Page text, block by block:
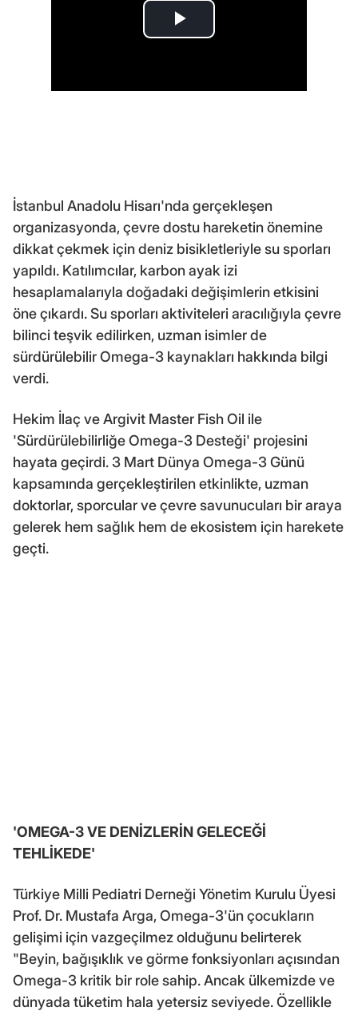
İstanbul Anadolu Hisarı'nda gerçekleşen
organizasyonda, çevre dostu hareketin önemine
dikkat çekmek için deniz bisikletleriyle su sporları
yapıldı. Katılımcılar, karbon ayak izi
hesaplamalarıyla doğadaki değişimlerin etkisini
öne çıkardı. Su sporları aktiviteleri aracılığıyla çevre
bilinci teşvik edilirken, uzman isimler de
sürdürülebilir Omega-3 kaynakları hakkında bilgi
verdi.
Hekim İlaç ve Argivit Master Fish Oil ile
'Sürdürülebilirliğe Omega-3 Desteği' projesini
hayata geçirdi. 3 Mart Dünya Omega-3 Günü
kapsamında gerçekleştirilen etkinlikte, uzman
doktorlar, sporcular ve çevre savunucuları bir araya
gelerek hem sağlık hem de ekosistem için harekete
geçti.
'OMEGA-3 VE DENİZLERİN GELECEĞİ
TEHLİKEDE'
Türkiye Milli Pediatri Derneği Yönetim Kurulu Üyesi
Prof. Dr. Mustafa Arga, Omega-3'ün çocukların
gelişimi için vazgeçilmez olduğunu belirterek
"Beyin, bağışıklık ve görme fonksiyonları açısından
Omega-3 kritik bir role sahip. Ancak ülkemizde ve
dünyada tüketim hala yetersiz seviyede. Özellikle